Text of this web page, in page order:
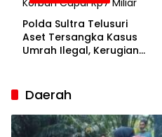
Polda Sultra Telusuri
Aset Tersangka Kasus
Umrah Ilegal, Kerugian
Daerah